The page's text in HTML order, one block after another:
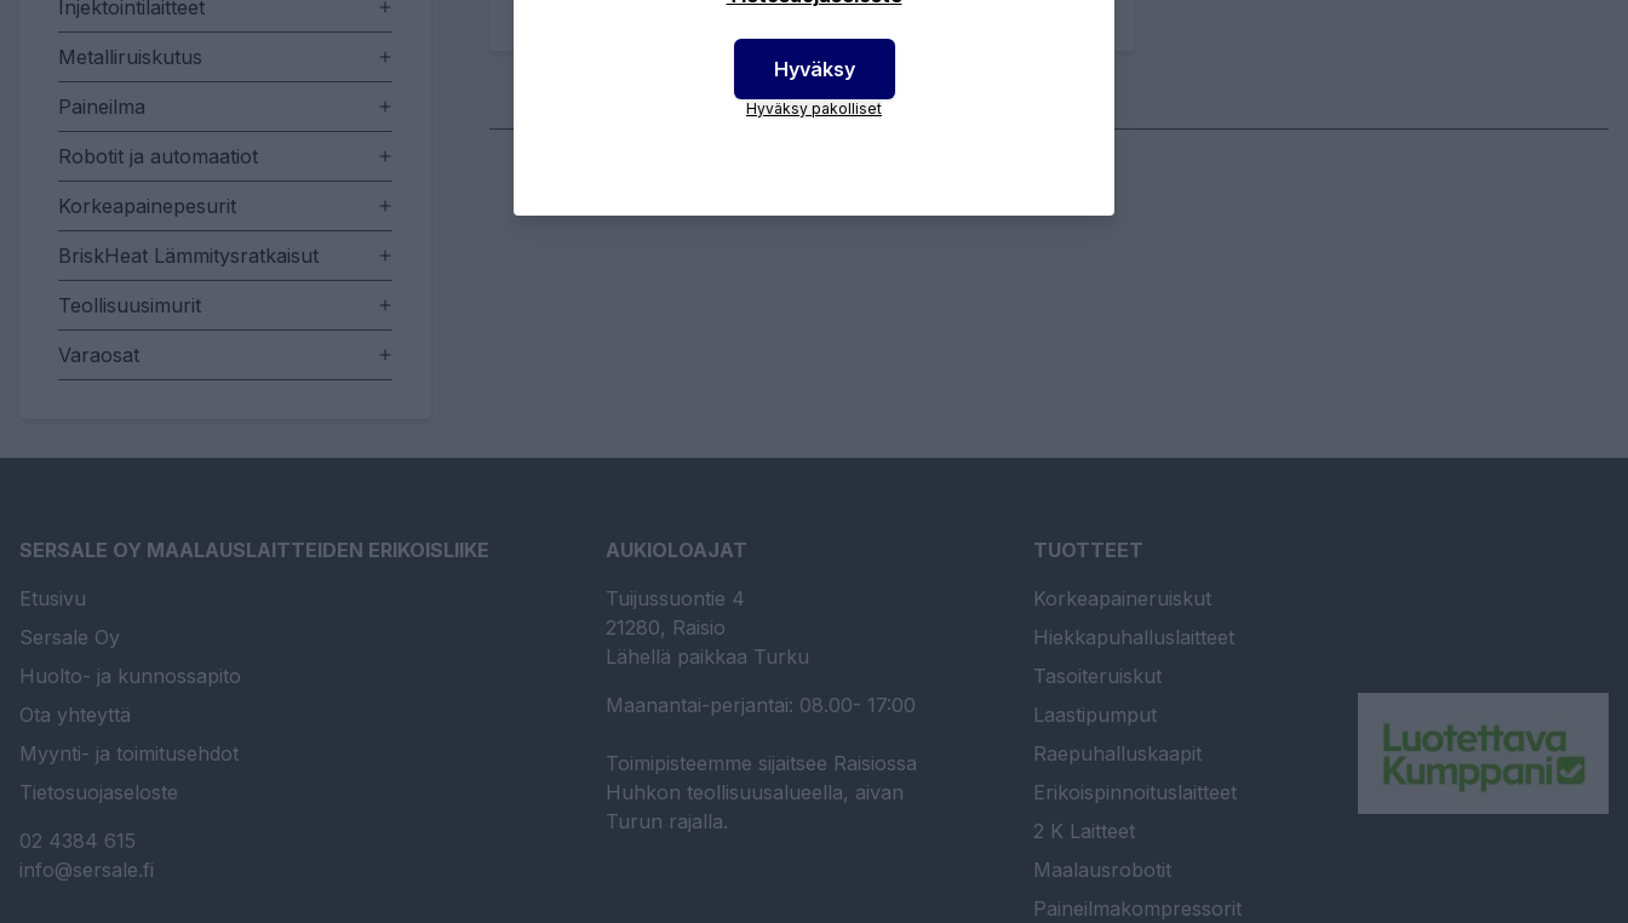
Injektointilaitteet
Metalliruiskutus
Paineilma
Robotit ja automaatiot
Korkeapainepesurit
BriskHeat Lämmitysratkaisut
Teollisuusimurit
Varaosat
SERSALE OY MAALAUSLAITTEIDEN ERIKOISLIIKE
Etusivu
Sersale Oy
Huolto- ja kunnossapito
Ota yhteyttä
Myynti- ja toimitusehdot
Tietosuojaseloste
02 4384 615
info@sersale.fi
AUKIOLOAJAT
Tuijussuontie 4
21280, Raisio
Lähellä paikkaa Turku
Maanantai-perjantai: 08.00- 17:00
Toimipisteemme sijaitsee Raisiossa
Huhkon teollisuusalueella, aivan
Turun rajalla.
TUOTTEET
Korkeapaineruiskut
Hiekkapuhalluslaitteet
Tasoiteruiskut
Laastipumput
Raepuhalluskaapit
Erikoispinnoituslaitteet
2 K Laitteet
Maalausrobotit
Paineilmakompressorit
Hyväksy
Hyväksy pakolliset